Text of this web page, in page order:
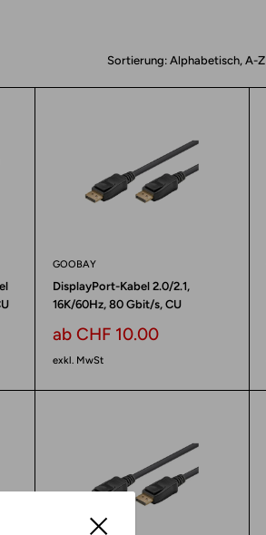
Sortierung: Alphabetisch, A-Z
GOOBAY
DisplayPort-Kabel 2.0/2.1,
16K/60Hz, 80 Gbit/s, CU
Sonderpreis
ab CHF 10.00
exkl. MwSt